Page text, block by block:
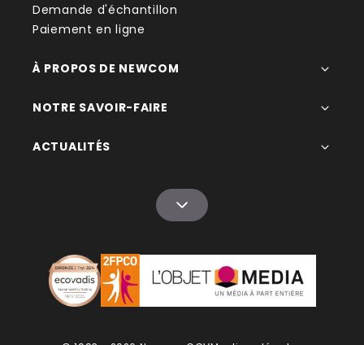
Demande d'échantillon
Paiement en ligne
À PROPOS DE NEWCOM
NOTRE SAVOIR-FAIRE
ACTUALITÉS